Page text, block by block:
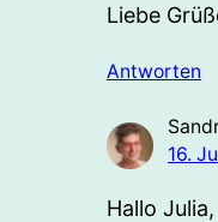
Liebe
Antworten
16.
Hallo Julia,